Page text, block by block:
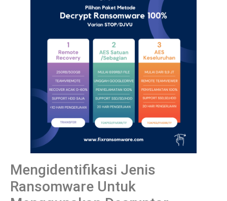
Mengidentifikasi Jenis
Ransomware Untuk